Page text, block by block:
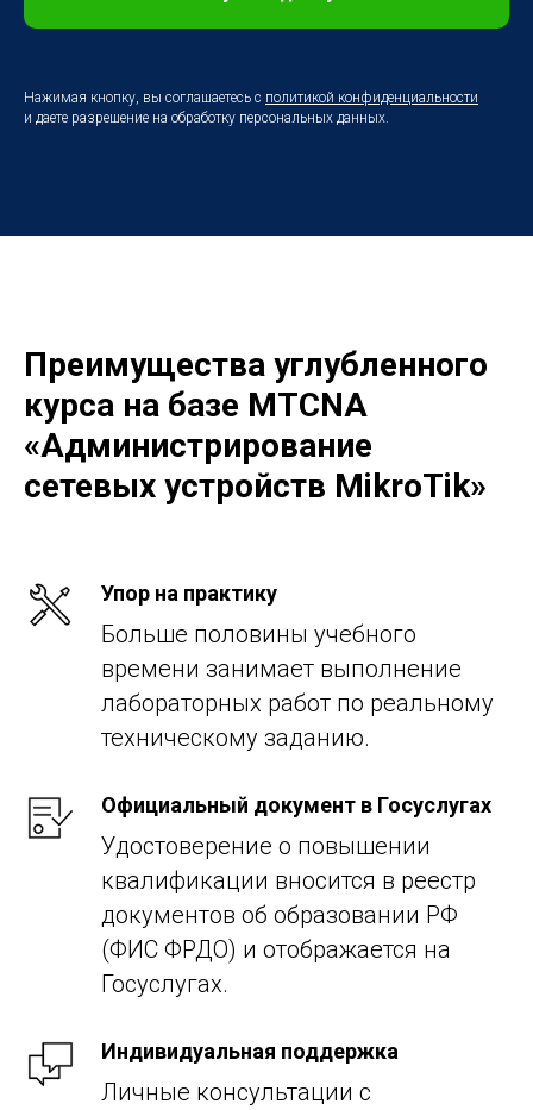
Нажимая кнопку, вы соглашаетесь с политикой конфиденциальности
и даете разрешение на обработку персональных данных.
Преимущества углубленного
курса на базе MTCNA
«Администрирование
сетевых устройств MikroTik»
Упор на практику
Больше половины учебного
времени занимает выполнение
лабораторных работ по реальному
техническому заданию.
Официальный документ в Госуслугах
Удостоверение о повышении
квалификации вносится в реестр
документов об образовании РФ
(ФИС ФРДО) и отображается на
Госуслугах.
Индивидуальная поддержка
Личные консультации с